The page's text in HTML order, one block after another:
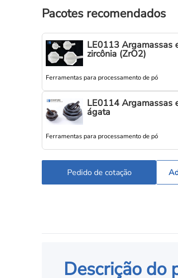
Pacotes recomendados
LE0113 Argamassas
zircônia (ZrO2)
Ferramentas para processamento de pó
LE0114 Argamassas
ágata
Ferramentas para processamento de pó
Pedido de cotação
Descrição do